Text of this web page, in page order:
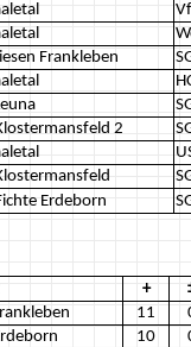
Frankleben
2
Erdeborn
+
11
10